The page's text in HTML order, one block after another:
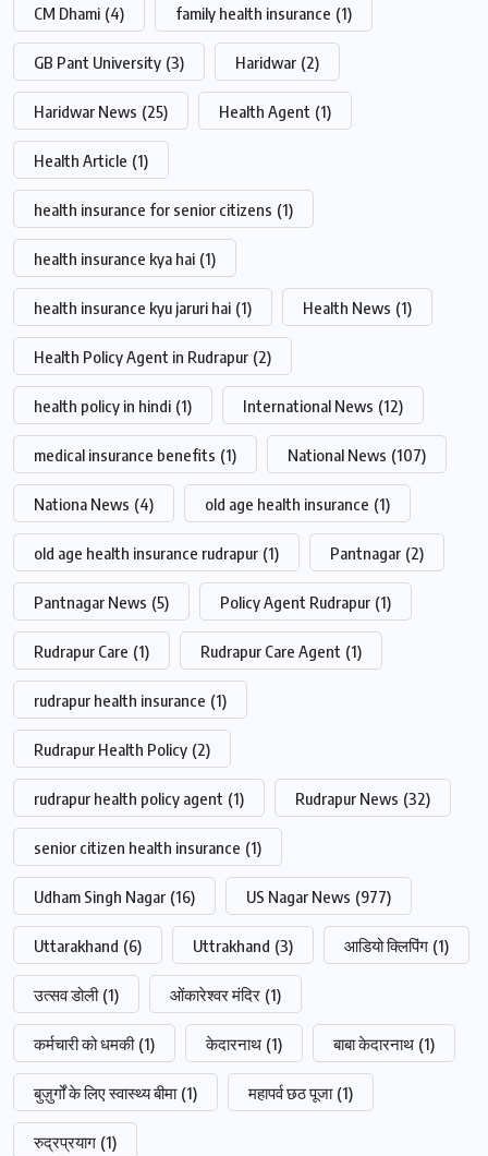
CM Dhami (4) family health insurance (1)
GB Pant University (3) Haridwar (2)
Haridwar News (25) Health Agent (1)
Health Article (1)
health insurance for senior citizens (1)
health insurance kya hai (1)
health insurance kyu jaruri hai (1) Health News (1)
Health Policy Agent in Rudrapur (2)
health policy in hindi (1) International News (12)
medical insurance benefits (1) National News (107)
Nationa News (4) old age health insurance (1)
old age health insurance rudrapur (1) Pantnagar (2)
Pantnagar News (5) Policy Agent Rudrapur (1)
Rudrapur Care (1) Rudrapur Care Agent (1)
rudrapur health insurance (1)
Rudrapur Health Policy (2)
rudrapur health policy agent (1) Rudrapur News (32)
senior citizen health insurance (1)
Udham Singh Nagar (16) US Nagar News (977)
Uttarakhand (6) Uttrakhand (3) आडियो क्लिपिंग (1)
उत्सव डोली (1) ओंकारेश्वर मंदिर (1)
कर्मचारी को धमकी (1) केदारनाथ (1) बाबा केदारनाथ (1)
बुज़ुर्गों के लिए स्वास्थ्य बीमा (1) महापर्व छठ पूजा (1)
रुद्रप्रयाग (1)